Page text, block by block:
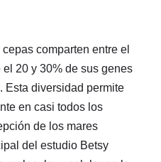
comparten entre el
20 y 30% de sus genes
Esta diversidad permite
en casi todos los
de los mares
del estudio Betsy